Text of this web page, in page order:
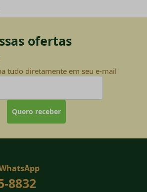
ofertas
tudo diretamente em seu e-mail
Quero receber
8832